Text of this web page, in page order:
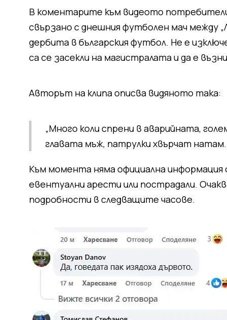
В коментарите към видеото
свързано с днешния футболен мач между
дербита в българския футбол. Не е
са се засекли на магистралата и да е
Авторът на клипа описва видяното така:
„Много коли спрени в аварийната,
главата мъж, патрулки хвърчат
Към момента няма официална
евентуални арести или пострадали.
подробности в следващите часове.